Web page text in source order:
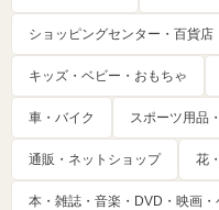
ショッピングセンター・百貨店
キッズ・ベビー・おもちゃ
車・バイク スポーツ用品
通販・ネットショップ 花
本・雑誌・音楽・DVD・映画・